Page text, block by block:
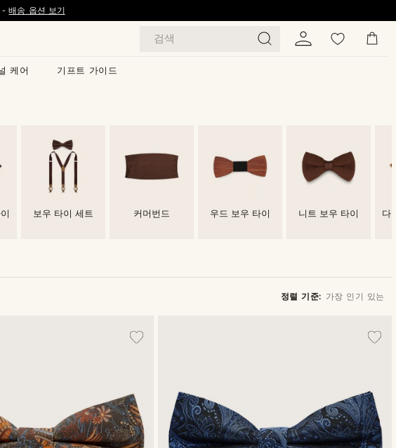
검색
케어 기프트 가이드
- 배송 옵션 보기
보우 타이 세트 커머번드 우드 보우 타이 니트 보우 타이 다
정렬 기준: 가장 인기 있는